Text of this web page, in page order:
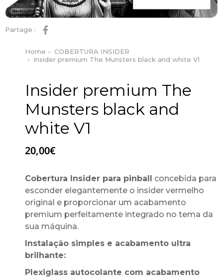
Partage :
You are here:
Home
COBERTURA INSIDER
Insider premium The Munsters black and white V1
Insider premium The
Munsters black and
white V1
20,00€
Cobertura Insider para pinball
concebida para
esconder elegantemente o insider vermelho
original e proporcionar um acabamento
premium perfeitamente integrado no tema da
sua máquina.
Instalação simples e acabamento ultra
brilhante:
Plexiglass autocolante com acabamento